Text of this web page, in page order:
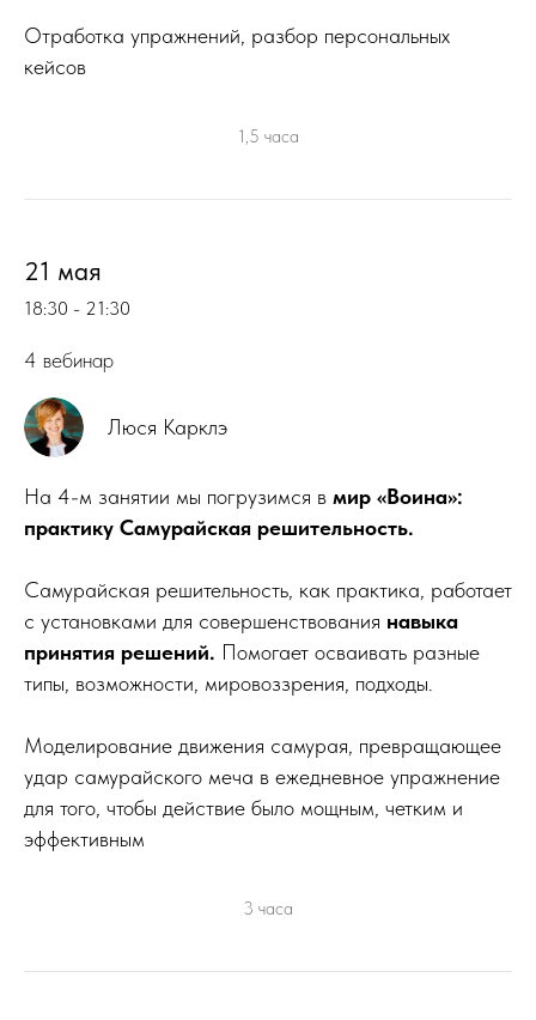
Отработка упражнений, разбор персональных
кейсов
1,5 часа
21 мая
18:30 - 21:30
4 вебинар
Люся Карклэ
На 4-м занятии мы погрузимся в мир «Воина»:
практику Самурайская решительность.
Самурайская решительность, как практика, работает
с установками для совершенствования навыка
принятия решений. Помогает осваивать разные
типы, возможности, мировоззрения, подходы.
Моделирование движения самурая, превращающее
удар самурайского меча в ежедневное упражнение
для того, чтобы действие было мощным, четким и
эффективным
3 часа